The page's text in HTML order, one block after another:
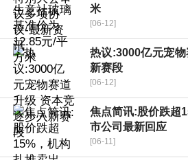
米
[06-12]
热议:3000亿元宠
新赛段
[06-12]
焦点简讯:股价跌超
市公司最新回应
[06-11]